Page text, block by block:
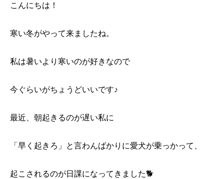
こんにちは！
寒い冬がやって来ましたね。
私は暑いより寒いのが好きなので
今ぐらいがちょうどいいです♪
最近、朝起きるのが遅い私に
「早く起きろ」と言わんばかりに愛犬が乗っかって、
起こされるのが日課になってきました🐕